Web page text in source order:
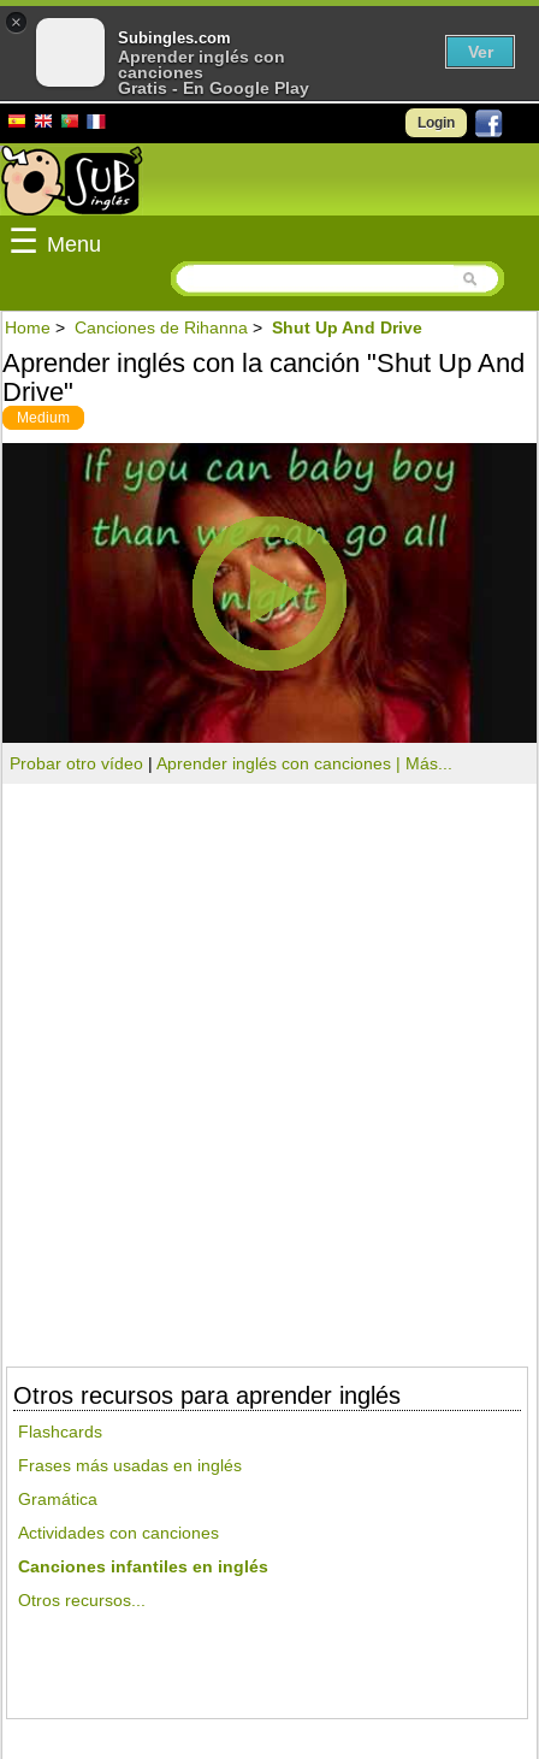
Login
☰ Menu
Home > Canciones de Rihanna > Shut Up And Drive
Aprender inglés con la canción "Shut Up And
Drive"
Medium
Probar otro vídeo |Aprender inglés con canciones | Más...
Otros recursos para aprender inglés
Flashcards
Frases más usadas en inglés
Gramática
Actividades con canciones
Canciones infantiles en inglés
Otros recursos...
×
Subingles.com
Aprender inglés con
canciones
Gratis - En Google Play
Ver